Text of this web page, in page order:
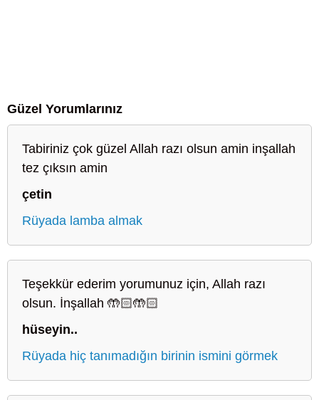
Güzel Yorumlarınız
Tabiriniz çok güzel Allah razı olsun amin inşallah
tez çıksın amin
çetin
Rüyada lamba almak
Teşekkür ederim yorumunuz için, Allah razı
olsun. İnşallah 🤲🏻🤲🏻
hüseyin..
Rüyada hiç tanımadığın birinin ismini görmek